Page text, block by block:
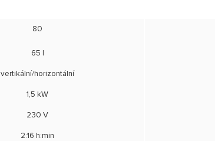
80
65 l
vertikální/horizontální
1,5 kW
230 V
2:16 h:min